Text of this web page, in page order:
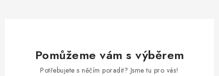
Pomůžeme vám s výběrem
Potřebujete s něčím poradit? Jsme tu pro vás!